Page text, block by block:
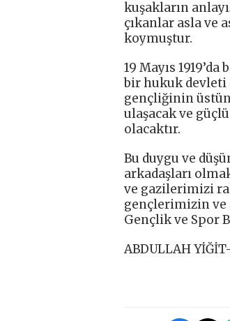
kuşakların
çıkanlar asla ve
koymuştur.
19 Mayıs
bir hukuk
gençliğinin üstün
ulaşacak ve
olacaktır.
Bu duygu ve
arkadaşları
ve gazilerimizi
gençlerimizin ve
Gençlik ve Spor
ABDULLAH